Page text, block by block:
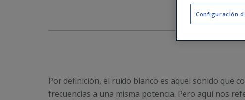
Por definición, el ruido blanco es aquel sonido que
frecuencias a una misma potencia. Pero aquí nos
Configuración